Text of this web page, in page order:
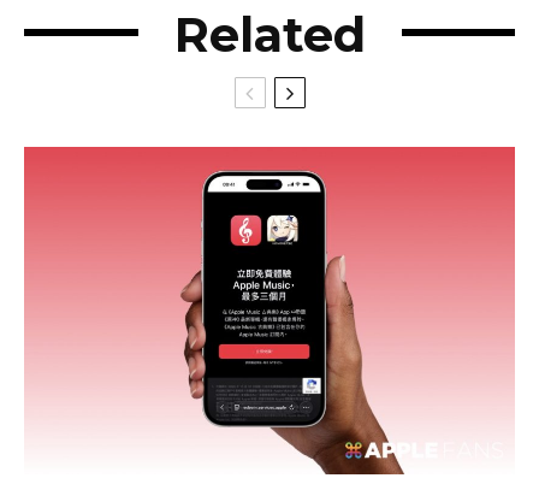
Related